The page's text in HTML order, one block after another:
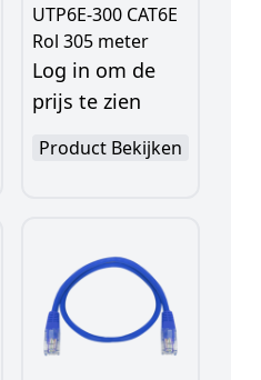
UTP6E-300 CAT6E
Rol 305 meter
Log in om de
prijs te zien
Product Bekijken